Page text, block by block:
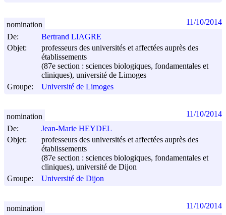
De:
Bertrand LIAGRE
Objet:
professeurs des universités et affectées auprès des
établissements
(87e section : sciences biologiques, fondamentales et
cliniques), université de Limoges
Groupe:
Université de Limoges
nomination 11/10/2014
De:
Jean-Marie HEYDEL
Objet:
professeurs des universités et affectées auprès des
établissements
(87e section : sciences biologiques, fondamentales et
cliniques), université de Dijon
Groupe:
Université de Dijon
nomination 11/10/2014
nomination 11/10/2014